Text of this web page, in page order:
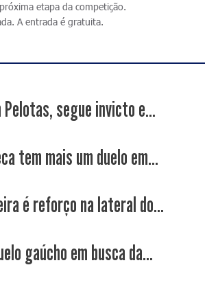
etapa da competição.
A entrada é gratuita.
Pelotas, segue invicto e...
tem mais um duelo em...
é reforço na lateral do...
gaúcho em busca da...